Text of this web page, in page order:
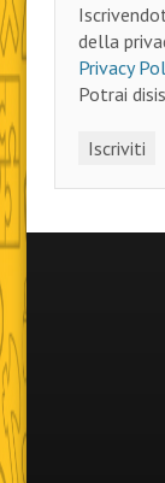
della
Privacy
Potrai